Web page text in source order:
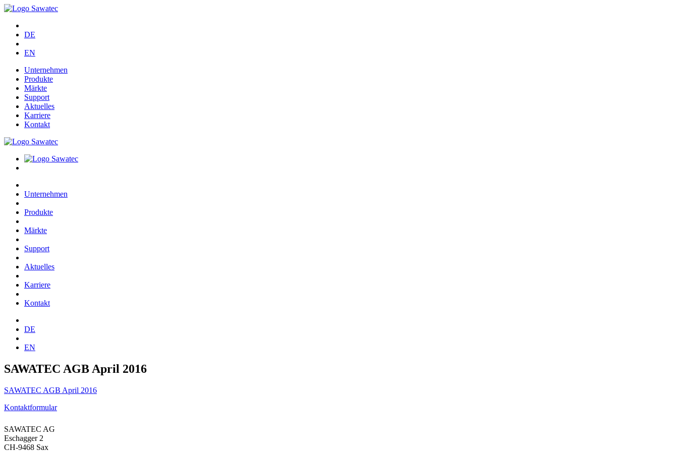
DE
EN
Unternehmen
Produkte
Märkte
Support
Aktuelles
Karriere
Kontakt
Unternehmen
Produkte
Märkte
Support
Aktuelles
Karriere
Kontakt
DE
EN
SAWATEC AGB April 2016
SAWATEC AGB April 2016
Kontaktformular
SAWATEC AG
Eschagger 2
CH-9468 Sax